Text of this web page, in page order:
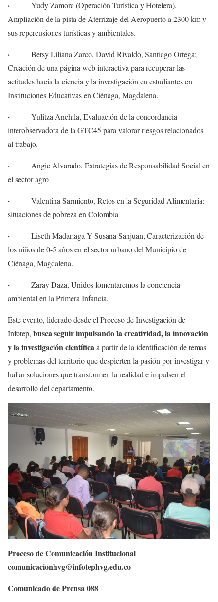
· Yudy Zamora (Operación Turística y Hotelera),
Ampliación de la pista de Aterrizaje del Aeropuerto a 2300 km y
sus repercusiones turísticas y ambientales.
·
Betsy Liliana Zarco, David Rivaldo, Santiago Ortega;
Creación de una página web interactiva para recuperar las
actitudes hacia la ciencia y la investigación en estudiantes en
Instituciones Educativas en Ciénaga, Magdalena.
·
Yulitza Anchila, Evaluación de la concordancia
interobservadora de la GTC45 para valorar riesgos relacionados
al trabajo.
· Angie Alvarado, Estrategias de Responsabilidad Social en
el sector agro
·
Valentina Sarmiento, Retos en la Seguridad Alimentaria:
situaciones de pobreza en Colombia
· Liseth Madariaga Y Susana Sanjuan, Caracterización de
los niños de 0-5 años en el sector urbano del Municipio de
Ciénaga, Magdalena.
·
Zaray Daza, Unidos fomentaremos la conciencia
ambiental en la Primera Infancia.
Este evento, liderado desde el Proceso de Investigación de
Infotep, busca seguir impulsando la creatividad, la innovación
y la investigación científicaa partir de la identificación de temas
y problemas del territorio que despierten la pasión por investigar y
hallar soluciones que transformen la realidad e impulsen el
desarrollo del departamento.
Proceso de Comunicación Institucional
comunicacionhvg@infotephvg.edu.co
Comunicado de Prensa 088